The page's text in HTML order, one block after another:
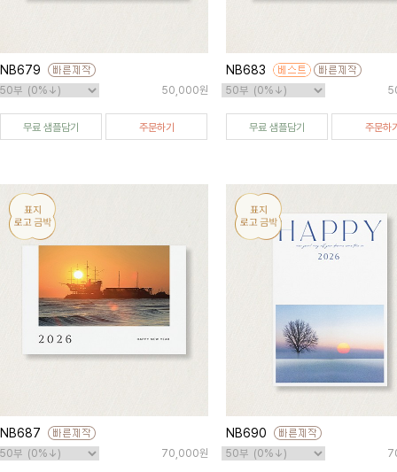
NB679
50,000원
무료 샘플담기 주문하기
NB683
무료 샘플담기 주문하
NB687
70,000원
NB690